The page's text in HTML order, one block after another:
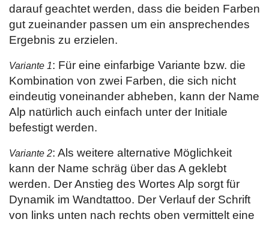
darauf geachtet werden, dass die beiden Farben
gut zueinander passen um ein ansprechendes
Ergebnis zu erzielen.
Variante 1: Für eine einfarbige Variante bzw. die
Kombination von zwei Farben, die sich nicht
eindeutig voneinander abheben, kann der Name
Alp natürlich auch einfach unter der Initiale
befestigt werden.
Variante 2: Als weitere alternative Möglichkeit
kann der Name schräg über das A geklebt
werden. Der Anstieg des Wortes Alp sorgt für
Dynamik im Wandtattoo. Der Verlauf der Schrift
von links unten nach rechts oben vermittelt eine